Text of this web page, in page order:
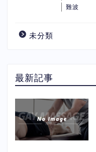
難波
未分類
最新記事